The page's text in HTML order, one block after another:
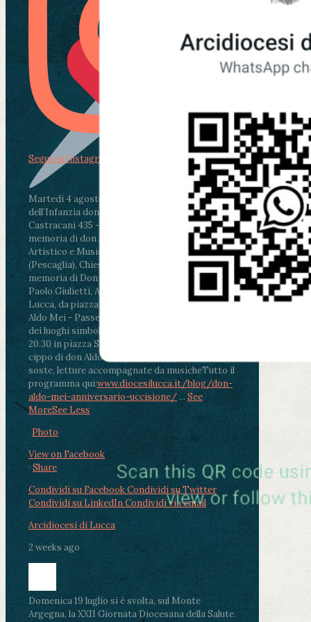
Martedì 4 agosto2026
ore 11:30 - Lucca, Scuola
dell’Infanzia don Aldo Mei - Viale Castruccio
Castracani 435 - Inaugurazione murales in
memoria di don Aldo Mei curato dal Liceo
Artistico e Musicale “Passaglia”
ore 18 - Fiano
(Pescaglia), Chiesa parrocchiale - Messa in
memoria di Don Aldo Mei celebrata da mons.
Paolo Giulietti, Arcivescovo di Lucca
ore 20.30 -
Lucca, da piazza San Michele al Cippo di don
Aldo Mei - Passeggiata della Memoria in alcuni
dei luoghi simbolo della città. Ritrovo alle ore
20.30 in piazza San Michele con conclusione al
cippo di don Aldo Mei (Porta Elisa). Durante le
soste, letture accompagnate da musicheTutto il
programma qui:www.diocesilucca.it/blog/don-
aldo-mei-anniversario-uccisione/... See
MoreSee Less
Photo
View on Facebook
· Share
Condividi su FacebookCondividi su Twitter
Condividi su LinkedInCondividi via email
Arcidiocesi di Lucca
2 weeks ago
Domenica 19 luglio si è svolta, sul Monte
Argegna, la XXII Giornata Diocesana della Salute.
Segui su Instagram